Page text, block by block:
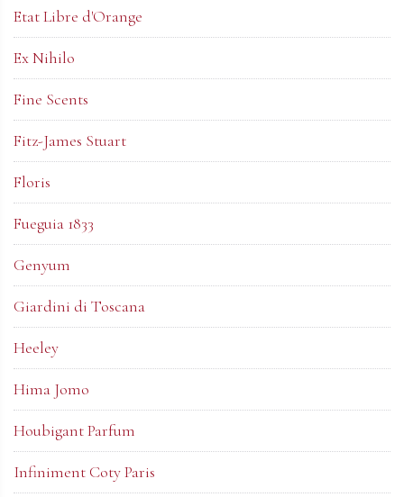
Etat Libre d'Orange
Ex Nihilo
Fine Scents
Fitz-James Stuart
Floris
Fueguia 1833
Genyum
Giardini di Toscana
Heeley
Hima Jomo
Houbigant Parfum
Infiniment Coty Paris